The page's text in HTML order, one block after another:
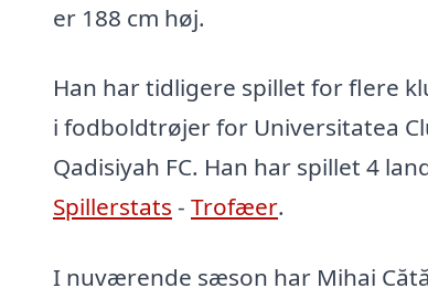
er 188 cm høj.
Han har tidligere spillet for flere
i fodboldtrøjer for Universitatea
Qadisiyah FC. Han har spillet 4
Spillerstats - Trofæer.
I nuværende sæson har Mihai